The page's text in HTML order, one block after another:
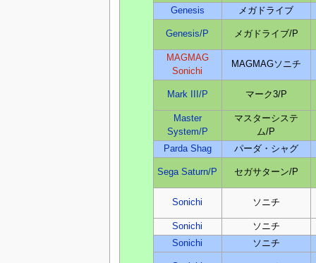
Genesis
メガドライブ
Genesis/P メガドライブ/P
MAGMAG
Sonichi
MAGMAGソニチ
Mark III/P マーク3/P
Master
System/P
マスターシステ
ム/P
Parda Shag
パーダ・シャグ
Sega Saturn/P セガサターン/P
Sonichi ソニチ
Sonichi
ソニチ
Sonichi
ソニチ